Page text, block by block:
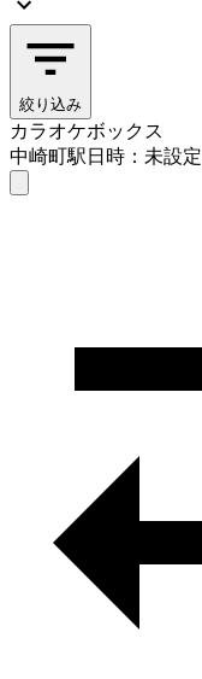
絞り込み
カラオケボックス
中崎町駅日時：未設定